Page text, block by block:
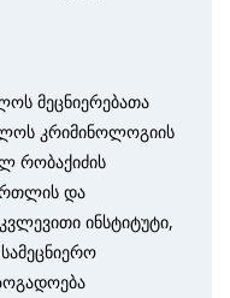
მეცნიერებათა
კრიმინოლოგიის
რობაქიძის
და
ინსტიტუტი,